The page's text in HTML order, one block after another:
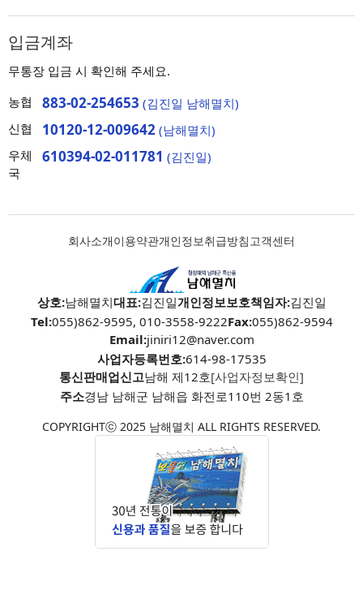
입금계좌
무통장 입금 시 확인해 주세요.
농협
883-02-254653 (김진일 남해멸치)
신협
10120-12-009642 (남해멸치)
우체
국
610394-02-011781 (김진일)
회사소개이용약관개인정보취급방침고객센터
상호:남해멸치대표:김진일개인정보보호책임자:김진일
Tel:055)862-9595, 010-3558-9222Fax:055)862-9594
Email:jiniri12@naver.com
사업자등록번호:614-98-17535
통신판매업신고남해 제12호[사업자정보확인]
주소경남 남해군 남해읍 화전로110번 2동1호
COPYRIGHTⓒ 2025 남해멸치 ALL RIGHTS RESERVED.